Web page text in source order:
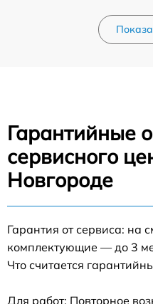
Гарантийные
сервисного
Новгороде
Гарантия от сервиса: на
комплектующие — до 3
Что считается
Для работ: Повторное